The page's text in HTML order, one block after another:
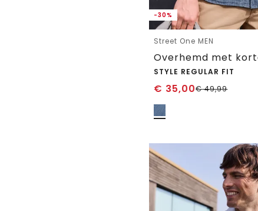
-30%
Street One MEN
STYLE REGULAR FIT
€ 35,00€49,99